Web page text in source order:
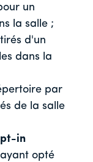
un
la salle ;
d'un
dans la
par
de la salle
in
opté